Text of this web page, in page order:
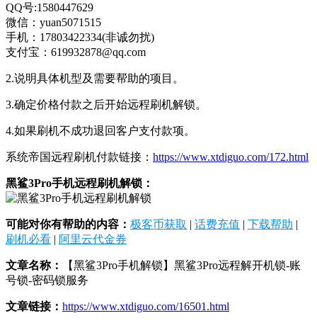
QQ号:1580447629
微信：yuan5071515
手机：17803422334(非诚勿扰)
支付宝：619932878@qq.com
2.说明具体机型及需要帮助的项目。
3.确定价格付款之后开始远程刷机解锁。
4.如果刷机不成功退回客户支付款项。
系统帝国远程刷机付款链接： https://www.xtdiguo.com/172.html
黑鲨3Pro手机远程刷机解锁：
可能对你有帮助的内容： 极客币获取 | 话费充值 | 下载帮助 |
刷机必看 | 阿里云代金券
文章名称：
【黑鲨3Pro手机解锁】黑鲨3Pro远程解开机锁-账
号锁-密码锁服务
文章链接： https://www.xtdiguo.com/16501.html